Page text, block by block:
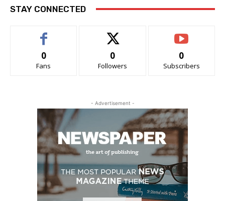
STAY CONNECTED
0
Fans
0
Followers
0
Subscribers
- Advertisement -